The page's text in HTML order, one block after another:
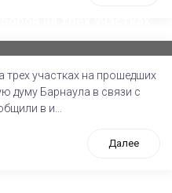
участках на прошедших
думу Барнаула в связи с
в и...
Далее